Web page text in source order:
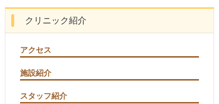
クリニック紹介
アクセス
施設紹介
スタッフ紹介